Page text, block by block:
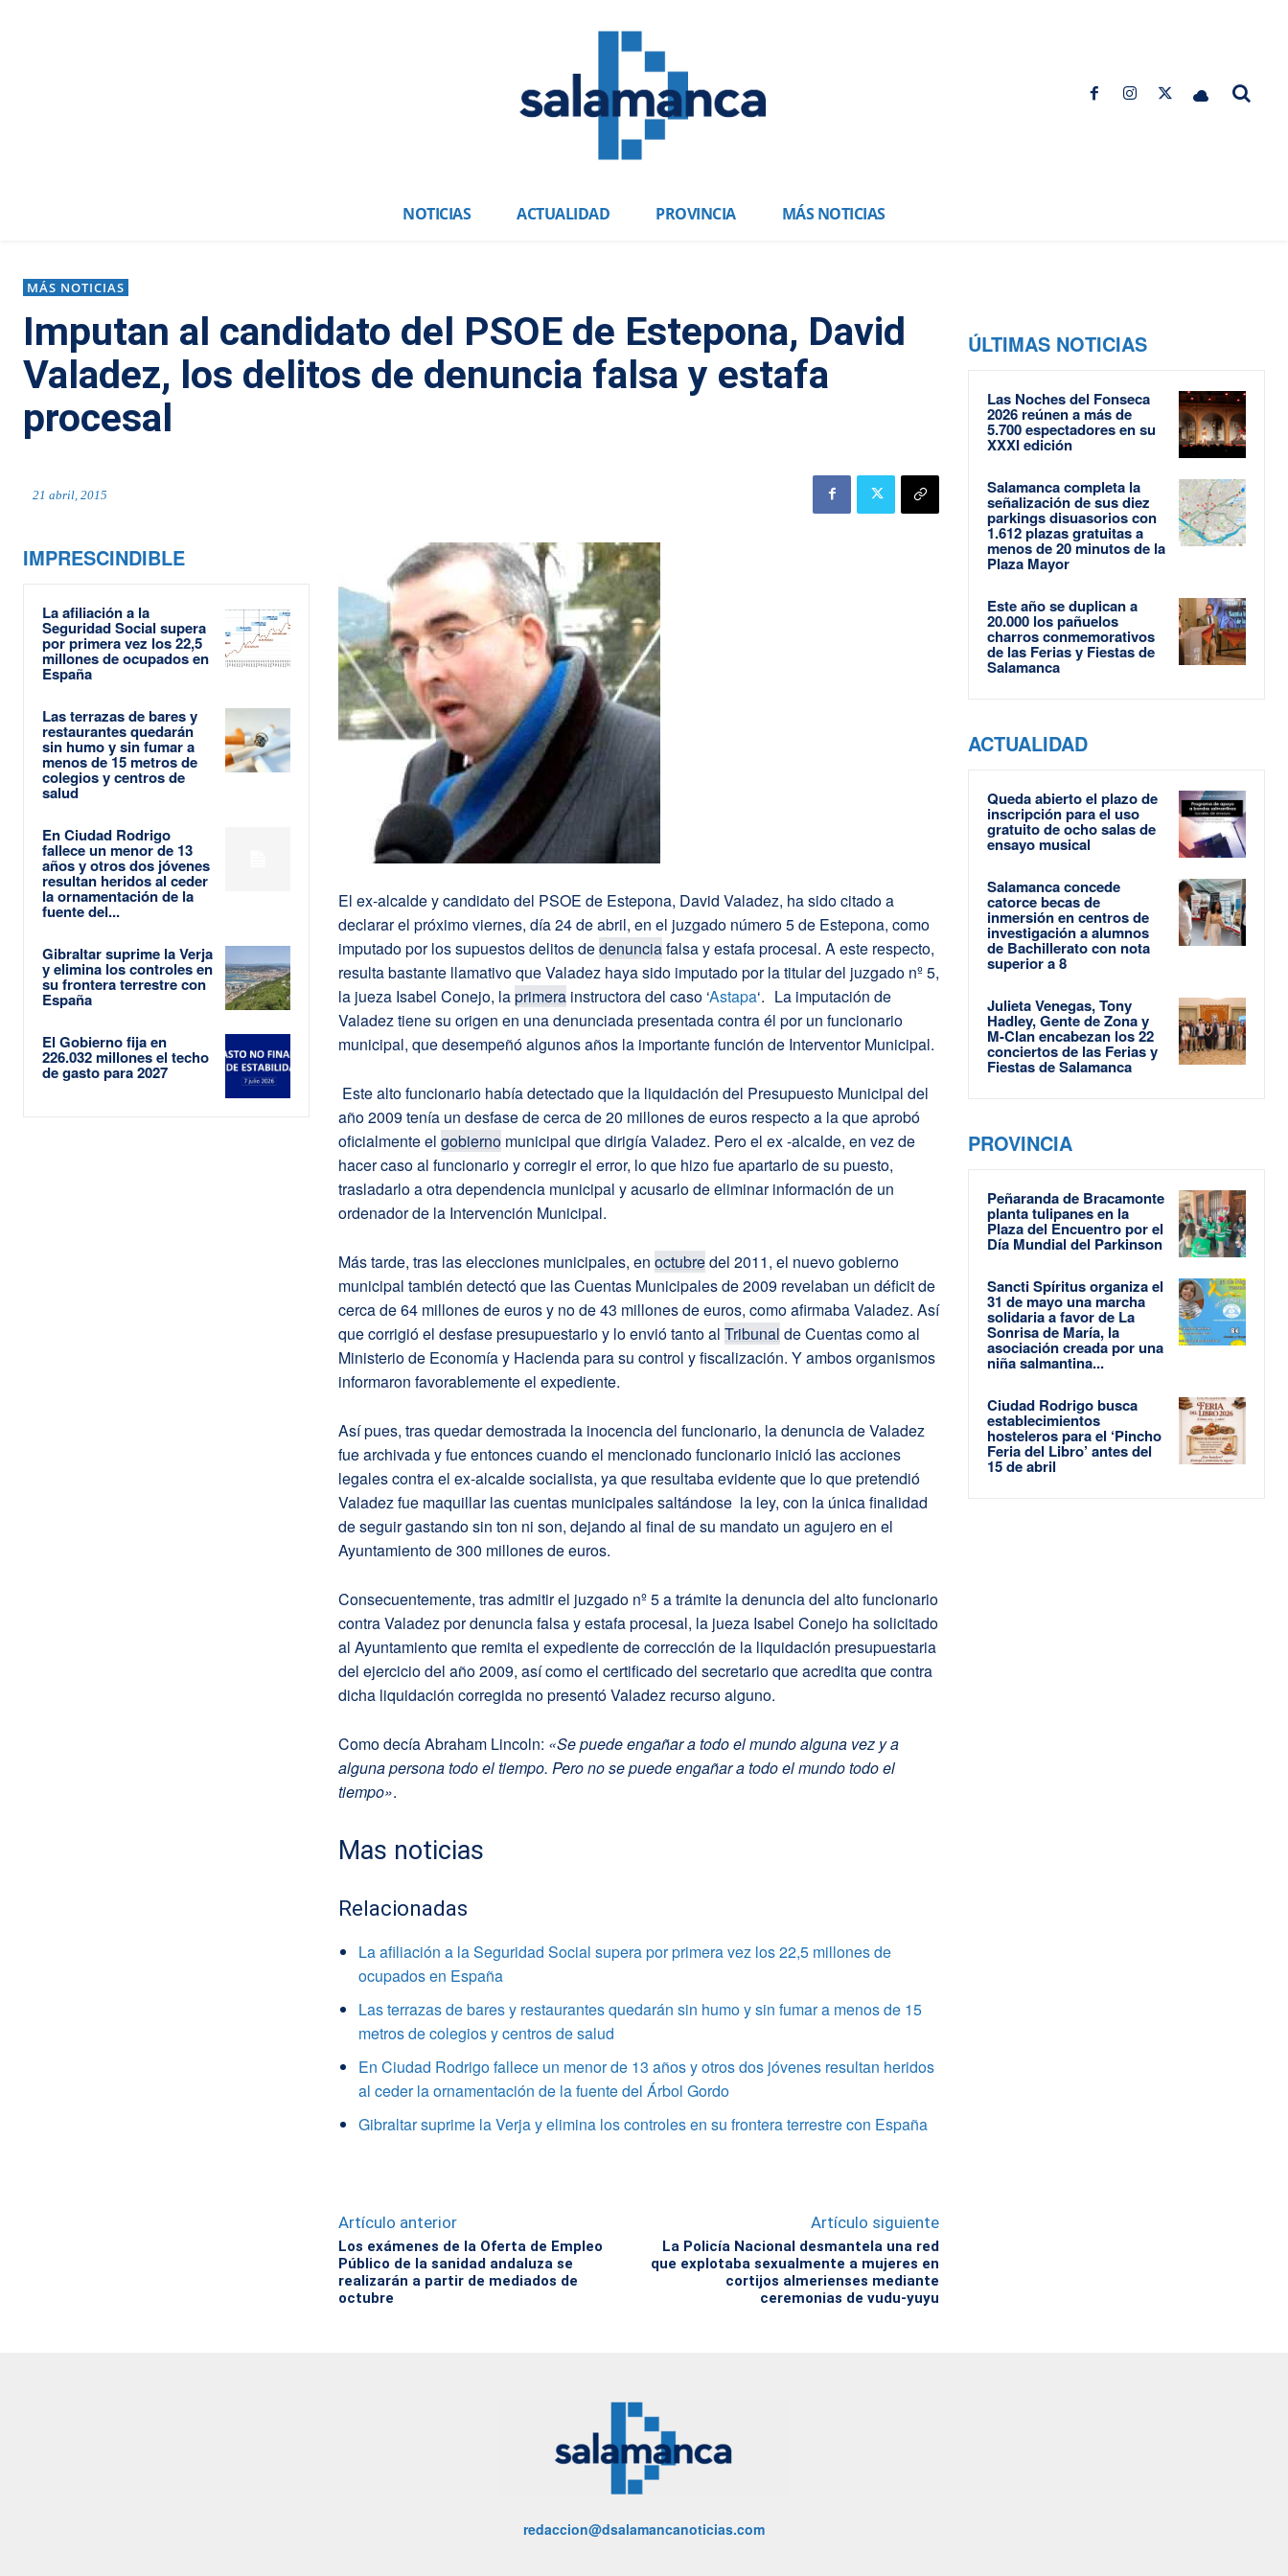
NOTICIAS ACTUALIDAD PROVINCIA MÁS NOTICIAS
MÁS NOTICIAS
Imputan al candidato del PSOE de Estepona, David
Valadez, los delitos de denuncia falsa y estafa
procesal
21 abril, 2015
IMPRESCINDIBLE
La afiliación a la
Seguridad Social supera
por primera vez los 22,5
millones de ocupados en
España
Las terrazas de bares y
restaurantes quedarán
sin humo y sin fumar a
menos de 15 metros de
colegios y centros de
salud
En Ciudad Rodrigo
fallece un menor de 13
años y otros dos jóvenes
resultan heridos al ceder
la ornamentación de la
fuente del...
Gibraltar suprime la Verja
y elimina los controles en
su frontera terrestre con
España
El Gobierno fija en
226.032 millones el techo
de gasto para 2027
El ex-alcalde y candidato del PSOE de Estepona, David Valadez, ha sido citado a
declarar el próximo viernes, día 24 de abril, en el juzgado número 5 de Estepona, como
imputado por los supuestos delitos dedenunciafalsa y estafa procesal. A este respecto,
resulta bastante llamativo que Valadez haya sido imputado por la titular del juzgado nº 5,
la jueza Isabel Conejo, laprimerainstructora del caso ‘Astapa‘. La imputación de
Valadez tiene su origen en una denunciada presentada contra él por un funcionario
municipal, que desempeñó algunos años la importante función de Interventor Municipal.
Este alto funcionario había detectado que la liquidación del Presupuesto Municipal del
año 2009 tenía un desfase de cerca de 20 millones de euros respecto a la que aprobó
oficialmente el gobiernomunicipal que dirigía Valadez. Pero el ex -alcalde, en vez de
hacer caso al funcionario y corregir el error, lo que hizo fue apartarlo de su puesto,
trasladarlo a otra dependencia municipal y acusarlo de eliminar información de un
ordenador de la Intervención Municipal.
Más tarde, tras las elecciones municipales, en octubredel 2011, el nuevo gobierno
municipal también detectó que las Cuentas Municipales de 2009 revelaban un déficit de
cerca de 64 millones de euros y no de 43 millones de euros, como afirmaba Valadez. Así
que corrigió el desfase presupuestario y lo envió tanto al Tribunal de Cuentas como al
Ministerio de Economía y Hacienda para su control y fiscalización. Y ambos organismos
informaron favorablemente el expediente.
Así pues, tras quedar demostrada la inocencia del funcionario, la denuncia de Valadez
fue archivada y fue entonces cuando el mencionado funcionario inició las acciones
legales contra el ex-alcalde socialista, ya que resultaba evidente que lo que pretendió
Valadez fue maquillar las cuentas municipales saltándose la ley, con la única finalidad
de seguir gastando sin ton ni son, dejando al final de su mandato un agujero en el
Ayuntamiento de 300 millones de euros.
Consecuentemente, tras admitir el juzgado nº 5 a trámite la denuncia del alto funcionario
contra Valadez por denuncia falsa y estafa procesal, la jueza Isabel Conejo ha solicitado
al Ayuntamiento que remita el expediente de corrección de la liquidación presupuestaria
del ejercicio del año 2009, así como el certificado del secretario que acredita que contra
dicha liquidación corregida no presentó Valadez recurso alguno.
Como decía Abraham Lincoln: «Se puede engañar a todo el mundo alguna vez y a
alguna persona todo el tiempo. Pero no se puede engañar a todo el mundo todo el
tiempo».
Mas noticias
Relacionadas
La afiliación a la Seguridad Social supera por primera vez los 22,5 millones de
ocupados en España
Las terrazas de bares y restaurantes quedarán sin humo y sin fumar a menos de 15
metros de colegios y centros de salud
En Ciudad Rodrigo fallece un menor de 13 años y otros dos jóvenes resultan heridos
al ceder la ornamentación de la fuente del Árbol Gordo
Gibraltar suprime la Verja y elimina los controles en su frontera terrestre con España
Artículo anterior
Los exámenes de la Oferta de Empleo
Público de la sanidad andaluza se
realizarán a partir de mediados de
octubre
Artículo siguiente
La Policía Nacional desmantela una red
que explotaba sexualmente a mujeres en
cortijos almerienses mediante
ceremonias de vudu-yuyu
ÚLTIMAS NOTICIAS
Las Noches del Fonseca
2026 reúnen a más de
5.700 espectadores en su
XXXI edición
Salamanca completa la
señalización de sus diez
parkings disuasorios con
1.612 plazas gratuitas a
menos de 20 minutos de la
Plaza Mayor
Este año se duplican a
20.000 los pañuelos
charros conmemorativos
de las Ferias y Fiestas de
Salamanca
ACTUALIDAD
Queda abierto el plazo de
inscripción para el uso
gratuito de ocho salas de
ensayo musical
Salamanca concede
catorce becas de
inmersión en centros de
investigación a alumnos
de Bachillerato con nota
superior a 8
Julieta Venegas, Tony
Hadley, Gente de Zona y
M-Clan encabezan los 22
conciertos de las Ferias y
Fiestas de Salamanca
PROVINCIA
Peñaranda de Bracamonte
planta tulipanes en la
Plaza del Encuentro por el
Día Mundial del Parkinson
Sancti Spíritus organiza el
31 de mayo una marcha
solidaria a favor de La
Sonrisa de María, la
asociación creada por una
niña salmantina...
Ciudad Rodrigo busca
establecimientos
hosteleros para el ‘Pincho
Feria del Libro’ antes del
15 de abril
redaccion@dsalamancanoticias.com